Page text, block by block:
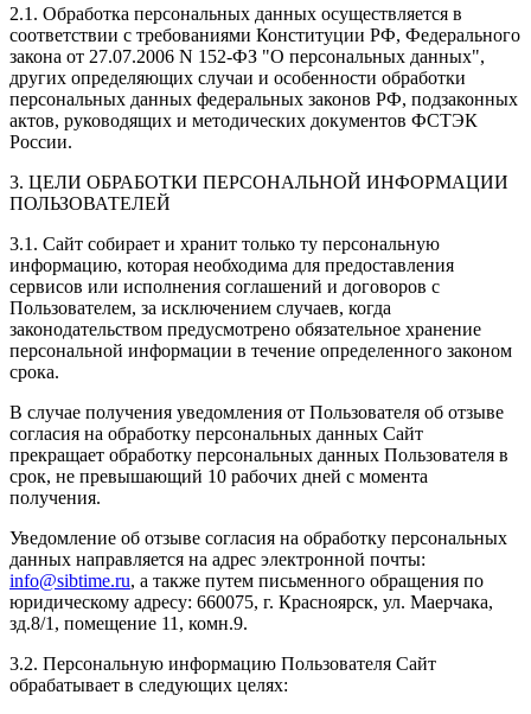
2.1. Обработка персональных данных осуществляется в
соответствии с требованиями Конституции РФ, Федерального
закона от 27.07.2006 N 152-ФЗ "О персональных данных",
других определяющих случаи и особенности обработки
персональных данных федеральных законов РФ, подзаконных
актов, руководящих и методических документов ФСТЭК
России.
3. ЦЕЛИ ОБРАБОТКИ ПЕРСОНАЛЬНОЙ ИНФОРМАЦИИ
ПОЛЬЗОВАТЕЛЕЙ
3.1. Сайт собирает и хранит только ту персональную
информацию, которая необходима для предоставления
сервисов или исполнения соглашений и договоров с
Пользователем, за исключением случаев, когда
законодательством предусмотрено обязательное хранение
персональной информации в течение определенного законом
срока.
В случае получения уведомления от Пользователя об отзыве
согласия на обработку персональных данных Сайт
прекращает обработку персональных данных Пользователя в
срок, не превышающий 10 рабочих дней с момента
получения.
Уведомление об отзыве согласия на обработку персональных
данных направляется на адрес электронной почты:
info@sibtime.ru, а также путем письменного обращения по
юридическому адресу: 660075, г. Красноярск, ул. Маерчака,
зд.8/1, помещение 11, комн.9.
3.2. Персональную информацию Пользователя Сайт
обрабатывает в следующих целях: